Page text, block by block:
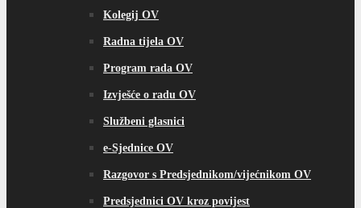
Kolegij OV
Radna tijela OV
Program rada OV
Izvješće o radu OV
Službeni glasnici
e-Sjednice OV
Razgovor s Predsjednikom/vijećnikom OV
Predsjednici OV kroz povijest